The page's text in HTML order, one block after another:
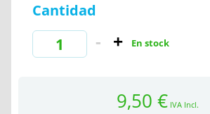
Cantidad
En stock
9,50 €IVA Incl.